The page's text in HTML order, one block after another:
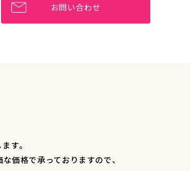
お問い合わせ
す。
価格で承っておりますので、